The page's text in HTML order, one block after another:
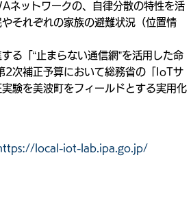
ネットワークの、自律分散の特性を活
それぞれの家族の避難状況（位置情
る「“止まらない通信網”を活用した命
次補正予算において総務省の「IoTサ
験を美波町をフィールドとする実用化
local-iot-lab.ipa.go.jp/